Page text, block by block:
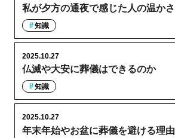
私が夕方の通夜で感じた人の温かさ
知識
仏滅や大安に葬儀はできるのか
2025.10.27
知識
年末年始やお盆に葬儀を避ける理由
2025.10.27